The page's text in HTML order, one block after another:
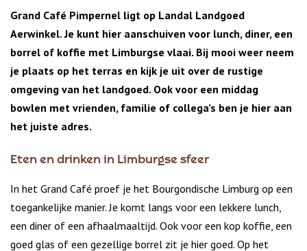
Grand Café Pimpernel ligt op Landal Landgoed
Aerwinkel. Je kunt hier aanschuiven voor lunch, diner, een
borrel of koffie met Limburgse vlaai. Bij mooi weer neem
je plaats op het terras en kijk je uit over de rustige
omgeving van het landgoed. Ook voor een middag
bowlen met vrienden, familie of collega’s ben je hier aan
het juiste adres.
Eten en drinken in Limburgse sfeer
In het Grand Café proef je het Bourgondische Limburg op een
toegankelijke manier. Je komt langs voor een lekkere lunch,
een diner of een afhaalmaaltijd. Ook voor een kop koffie, een
goed glas of een gezellige borrel zit je hier goed. Op het